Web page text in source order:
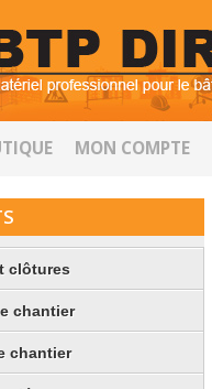
MON COMPTE
clôtures
chantier
chantier